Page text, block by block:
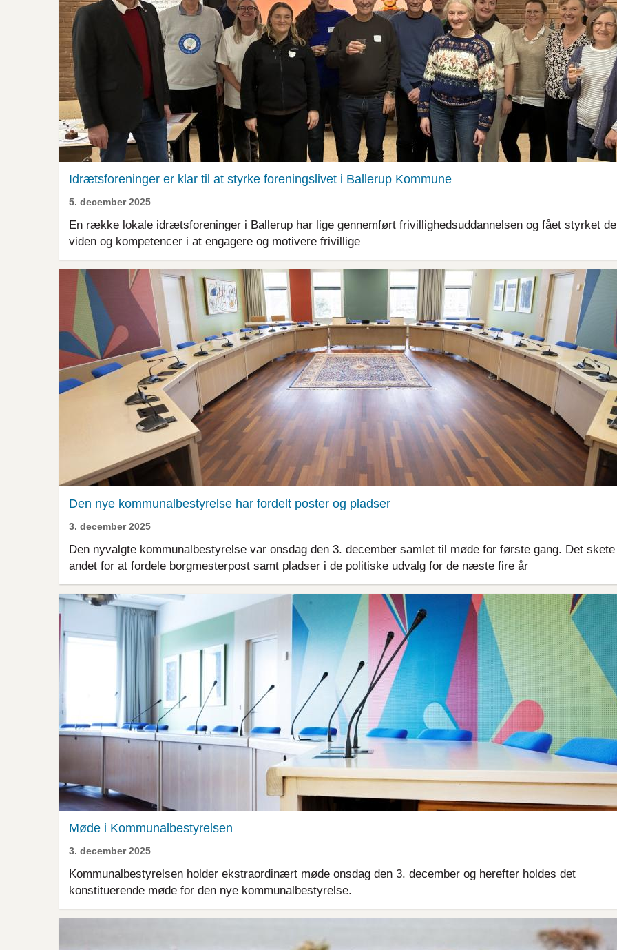
Idrætsforeninger er klar til at styrke foreningslivet i Ballerup Kommune
5. december 2025
En række lokale idrætsforeninger i Ballerup har lige gennemført frivillighedsuddannelsen og fået styrket
viden og kompetencer i at engagere og motivere frivillige
Den nye kommunalbestyrelse har fordelt poster og pladser
3. december 2025
Den nyvalgte kommunalbestyrelse var onsdag den 3. december samlet til møde for første gang. Det
andet for at fordele borgmesterpost samt pladser i de politiske udvalg for de næste fire år
Møde i Kommunalbestyrelsen
3. december 2025
Kommunalbestyrelsen holder ekstraordinært møde onsdag den 3. december og herefter holdes det
konstituerende møde for den nye kommunalbestyrelse.